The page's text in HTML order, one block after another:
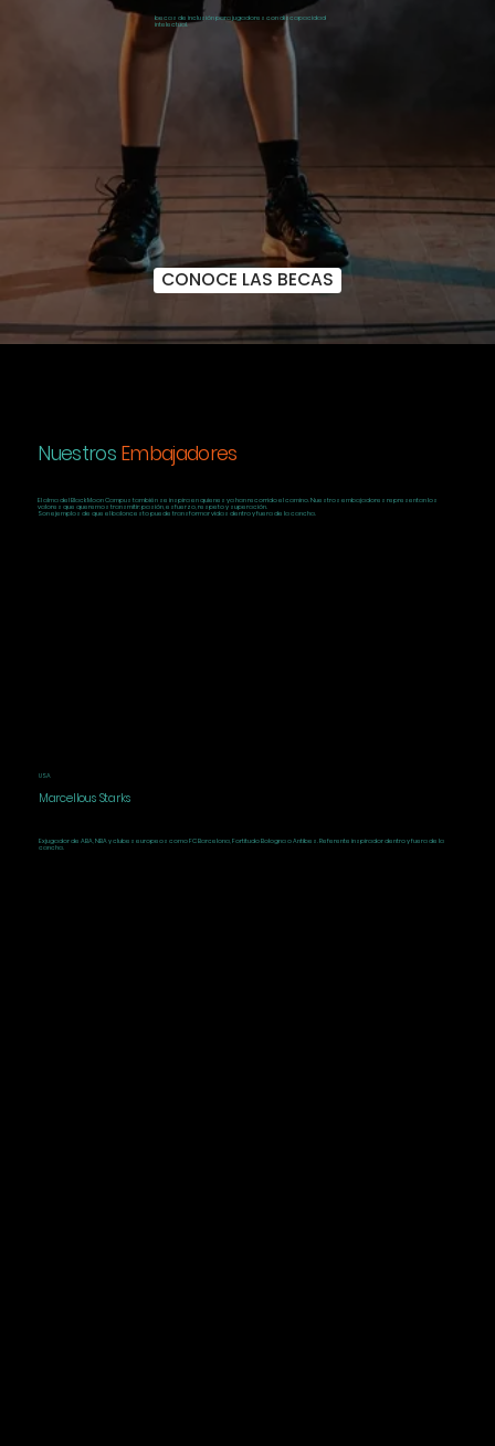
Nuestros Embajadores
El alma del Black Moon Campus también se inspira en quienes ya han recorrido el camino. Nuestros embajadores representan los
valores que queremos transmitir: pasión, esfuerzo, respeto y superación.
Son ejemplos de que el baloncesto puede transformar vidas dentro y fuera de la cancha.
USA
Marcellous Starks
Exjugador de ABA, NBA y clubes europeos como FC Barcelona, Fortitudo Bologna o Antibes. Referente inspirador dentro y fuera de la
cancha.
becas de inclusión para jugadores con discapacidad
intelectual.
CONOCE LAS BECAS